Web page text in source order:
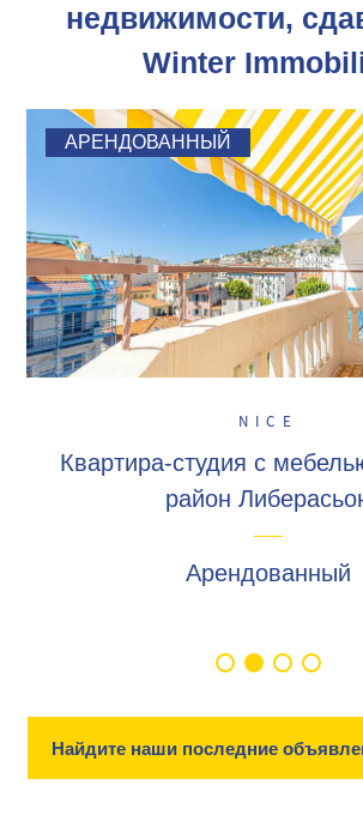
недвижимости,
Winter
АРЕНДОВАННЫЙ
NICE
Квартира-студия с
район
Арендованный
Найдите наши последние